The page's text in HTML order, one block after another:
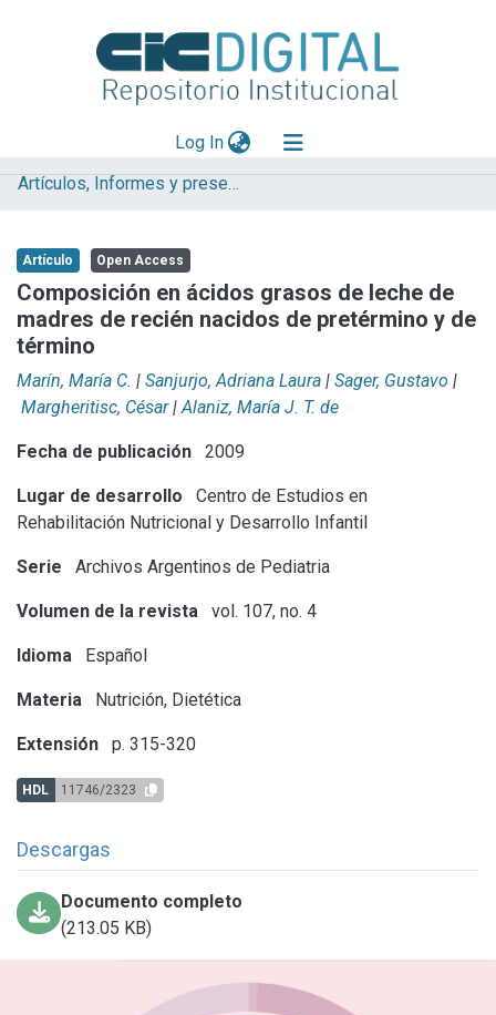
Log In(current)
Explorar
Aportar material
Statistics
Artículos, Informes y presentaciones en Congresos (CEREN)
Artículo Open Access
Composición en ácidos grasos de leche de
madres de recién nacidos de pretérmino y de
término
Marín, María C. | Sanjurjo, Adriana Laura | Sager, Gustavo |
Margheritisc, César | Alaniz, María J. T. de
Fecha de publicación 2009
Lugar de desarrollo
Centro de Estudios en
Rehabilitación Nutricional y Desarrollo Infantil
Serie Archivos Argentinos de Pediatria
Volumen de la revista vol. 107, no. 4
Idioma Español
Materia Nutrición, Dietética
Extensión p. 315-320
HDL 11746/2323
Descargas
Documento completo
(213.05 KB)